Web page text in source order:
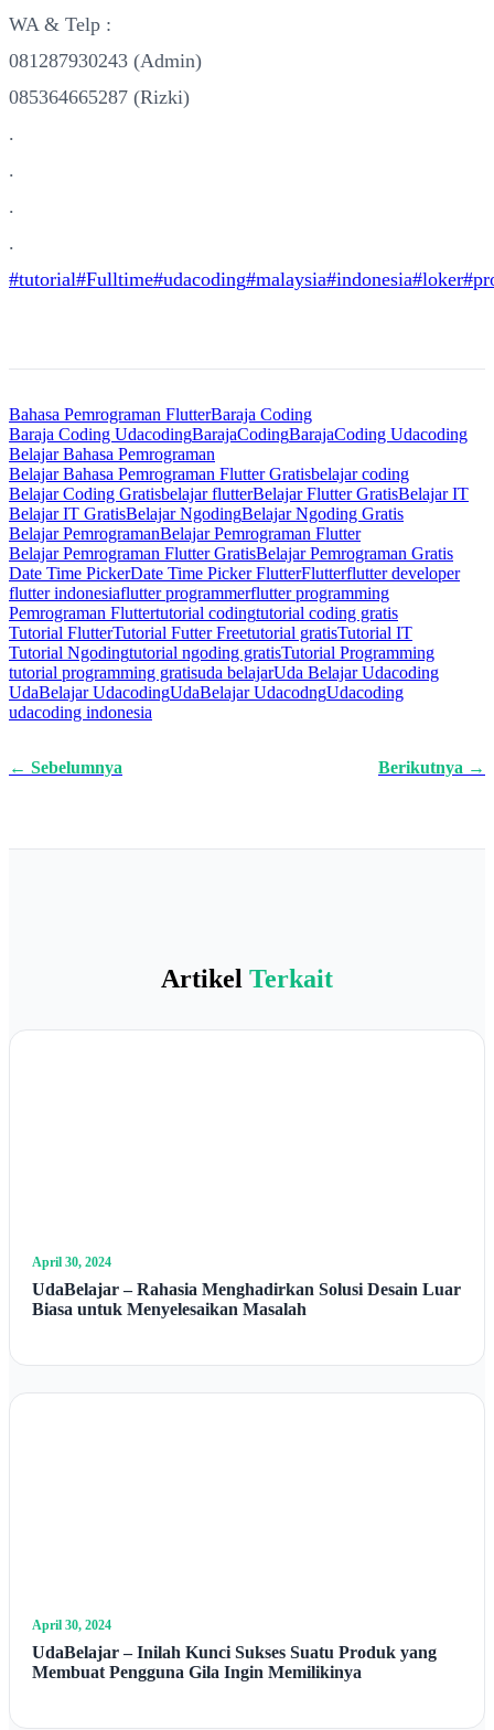
WA & Telp :
081287930243 (Admin)
085364665287 (Rizki)
.
.
.
.
#tutorial#Fulltime#udacoding#malaysia#indonesia#loker
Bahasa Pemrograman FlutterBaraja Coding
Baraja Coding UdacodingBarajaCodingBarajaCoding Udacoding
Belajar Bahasa Pemrograman
Belajar Bahasa Pemrograman Flutter Gratisbelajar coding
Belajar Coding Gratisbelajar flutterBelajar Flutter GratisBelajar IT
Belajar IT GratisBelajar NgodingBelajar Ngoding Gratis
Belajar PemrogramanBelajar Pemrograman Flutter
Belajar Pemrograman Flutter GratisBelajar Pemrograman Gratis
Date Time PickerDate Time Picker FlutterFlutterflutter developer
flutter indonesiaflutter programmerflutter programming
Pemrograman Fluttertutorial codingtutorial coding gratis
Tutorial FlutterTutorial Futter Freetutorial gratisTutorial IT
Tutorial Ngodingtutorial ngoding gratisTutorial Programming
tutorial programming gratisuda belajarUda Belajar Udacoding
UdaBelajar UdacodingUdaBelajar UdacodngUdacoding
udacoding indonesia
← Sebelumnya Berikutnya →
Artikel Terkait
April 30, 2024
UdaBelajar – Rahasia Menghadirkan Solusi Desain Luar
Biasa untuk Menyelesaikan Masalah
April 30, 2024
UdaBelajar – Inilah Kunci Sukses Suatu Produk yang
Membuat Pengguna Gila Ingin Memilikinya